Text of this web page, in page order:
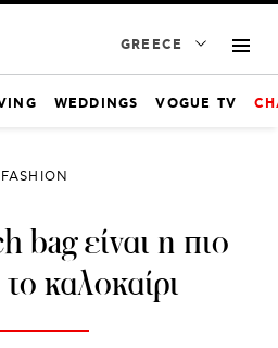
GREECE
WEDDINGS VOGUE TV
FASHION
bag είναι η πιο
καλοκαίρι